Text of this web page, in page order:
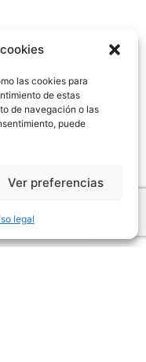
las cookies para
de estas
de navegación o las
puede
Ver preferencias
legal